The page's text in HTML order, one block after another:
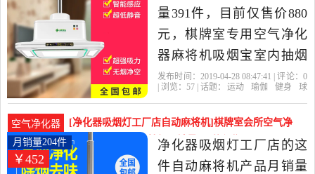
货。
量391件，目前仅售价880
元，棋牌室专用空气净化
器麻将机吸烟宝室内抽烟
机吸烟灯麻交吸烟宝是
牌店精选运动,瑜伽,健身,球
迷用品当中性价比很高的
自动麻将机，由上海发
发布时间：2019-04-28 08:47:41 | 评论： 0
| 浏览： 57 | 话题： 运动 瑜伽 健身
球
空气净化器
[净化器吸烟灯工厂店自动麻将机]棋牌室会所空气净
化器家用麻将机房抽烟月销量204件仅售452元
￥452
月销量204件
净化器吸烟灯工厂店的这
件自动麻将机产品月销量